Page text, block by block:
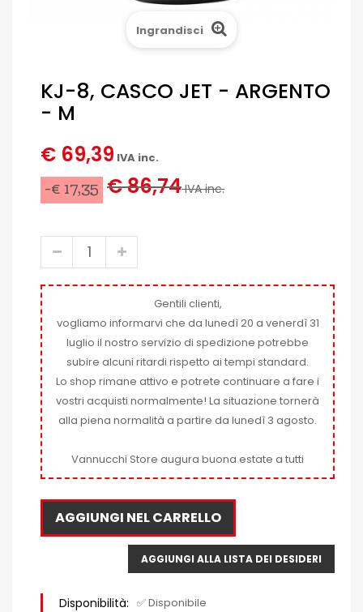
Ingrandisci
KJ-8, CASCO JET - ARGENTO
- M
€ 69,39 IVA inc.
-€ 17,35 € 86,74IVA inc.
Gentili clienti,
vogliamo informarvi che da lunedì 20 a venerdì 31
luglio il nostro servizio di spedizione potrebbe
subire alcuni ritardi rispetto ai tempi standard.
Lo shop rimane attivo e potrete continuare a fare i
vostri acquisti normalmente! La situazione tornerà
alla piena normalità a partire da lunedì 3 agosto.
Vannucchi Store augura buona estate a tutti
AGGIUNGI NEL CARRELLO
AGGIUNGI ALLA LISTA DEI DESIDERI
Disponibilità: ✅ Disponibile